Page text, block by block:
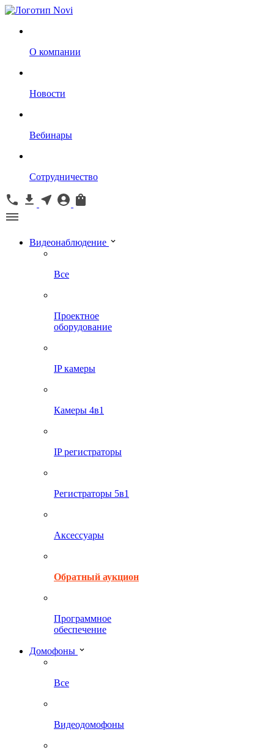
О компании
Новости
Вебинары
Сотрудничество
Видеонаблюдение
Все
Проектное
оборудование
IP камеры
Камеры 4в1
IP регистраторы
Регистраторы 5в1
Аксессуары
Обратный аукцион
Программное
обеспечение
Домофоны
Все
Видеодомофоны